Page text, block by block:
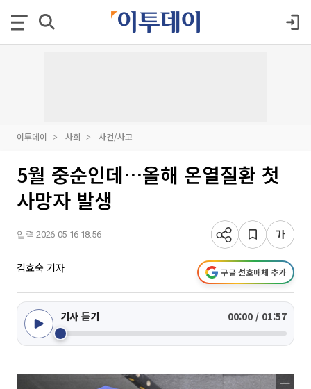
이투데이 사회 사건/사고
5월 중순인데…올해 온열질환 첫
사망자 발생
입력 2026-05-16 18:56
김효숙 기자 구글 선호매체 추가
기사 듣기 00:00 / 01:57